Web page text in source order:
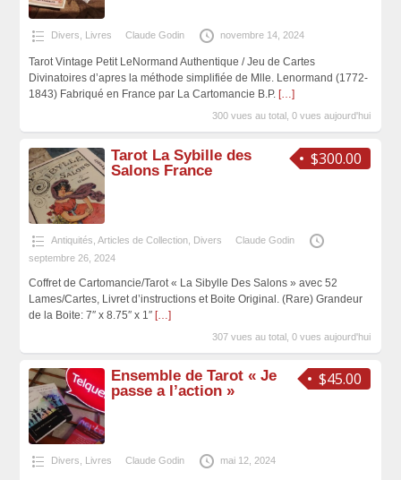
Divers Livres Claude Godin novembre 14, 2024
Tarot Vintage Petit LeNormand Authentique / Jeu de Cartes
Divinatoires d’apres la méthode simplifiée de Mlle. Lenormand (1772-
1843) Fabriqué en France par La Cartomancie B.P. […]
300 vues au total, 0 vues aujourd'hui
$300.00
Tarot La Sybille des
Salons France
Antiquités, Articles de Collection, Divers
Claude Godin
septembre 26, 2024
Coffret de Cartomancie/Tarot « La Sibylle Des Salons » avec 52
Lames/Cartes, Livret d’instructions et Boite Original. (Rare) Grandeur
de la Boite: 7″ x 8.75″ x 1″ […]
307 vues au total, 0 vues aujourd'hui
$45.00
Ensemble de Tarot « Je
passe a l’action »
Divers Livres Claude Godin mai 12, 2024